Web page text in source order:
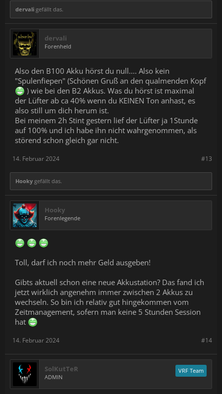
dervali gefällt das.
dervali
Forenheld
Also den B100 Akku hörst du null.... Also kein
"Spulenfiepen" (Schönen Gruß an den qualmenden Kopf
) wie bei den B2 Akkus. Was du hörst ist maximal
der Lüfter ab ca 40% wenn du KEINEN Ton anhast, es
also still um dich herum ist.
Bei meinem 2h Stint gestern lief der Lüfter ja 1Stunde
auf 100% und ich habe ihn nicht wahrgenommen, als
störend schon gleich gar nicht.
#13
14. Februar 2024
Hooky gefällt das.
Hooky
Forenlegende
Toll, darf ich noch mehr Geld ausgeben!
Gibts aktuell schon eine neue Akkustation? Das fand ich
jetzt wirklich angenehm immer zwischen 2 Akkus zu
wechseln. So bin ich relativ gut hingekommen vom
Zeitmanagement, sofern man keine 5 Stunden Session
hat
#14
14. Februar 2024
SolKutTeR
ADMIN
VRF Team